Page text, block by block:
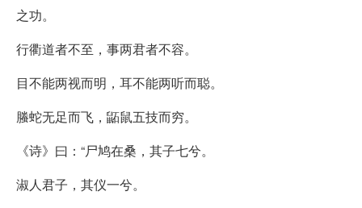
之功。
行衢道者不至，事两君者不容。
目不能两视而明，耳不能两听而聪。
螣蛇无足而飞，鼫鼠五技而穷。
《诗》曰：“尸鸠在桑，其子七兮。
淑人君子，其仪一兮。